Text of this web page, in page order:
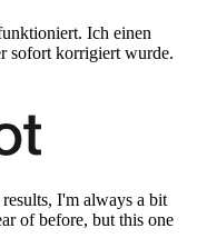
Ich einen
sofort korrigiert wurde.
I'm always a bit
of before, but this one